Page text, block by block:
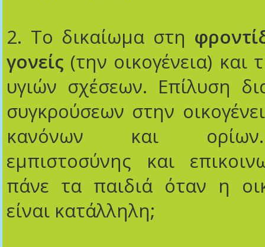
2. Το δικαίωμα στη
γονείς (την οικογένεια) και
υγιών σχέσεων. Επίλυση
συγκρούσεων στην
κανόνων και
εμπιστοσύνης και
πάνε τα παιδιά όταν η
είναι κατάλληλη;